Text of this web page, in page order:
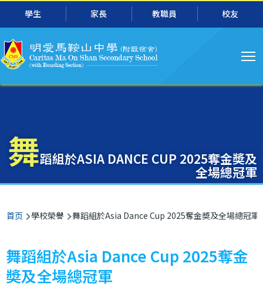
跳转到主要内容
學生 家長 教職員 校友
导
航
舞蹈組於ASIA DANCE CUP 2025奪金奬及
全場總冠軍
面
包
屑
首页 學校榮譽 舞蹈組於Asia Dance Cup 2025奪金奬及全場總冠軍
舞蹈組於Asia Dance Cup 2025奪金
奬及全場總冠軍